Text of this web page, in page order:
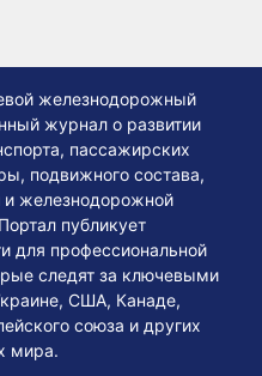
железнодорожный
журнал о развитии
пассажирских
подвижного состава,
и железнодорожной
публикует
для профессиональной
следят за ключевыми
США, Канаде,
союза и других
мира.